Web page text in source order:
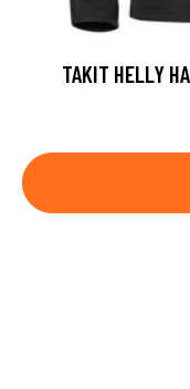
TAKIT HELLY